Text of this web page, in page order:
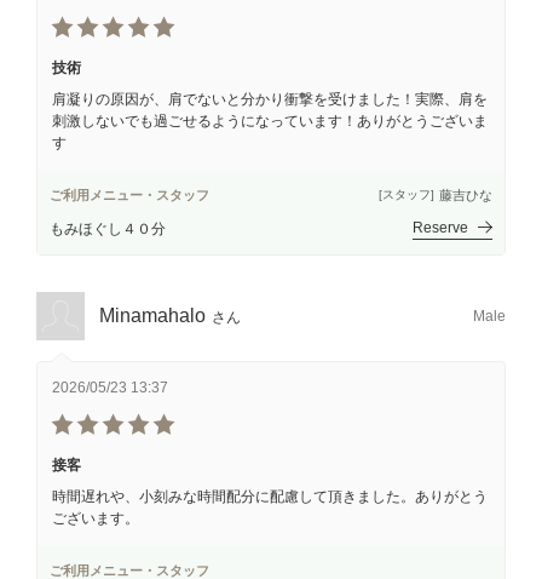
技術
肩凝りの原因が、肩でないと分かり衝撃を受けました！実際、肩を
刺激しないでも過ごせるようになっています！ありがとうございま
す
ご利用メニュー・スタッフ [スタッフ] 藤吉ひな
もみほぐし４０分 Reserve
Minamahalo さん Male
2026/05/23 13:37
接客
時間遅れや、小刻みな時間配分に配慮して頂きました。ありがとう
ございます。
ご利用メニュー・スタッフ